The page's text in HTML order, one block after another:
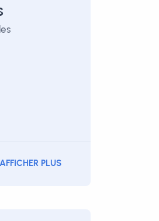
AFFICHER PLUS